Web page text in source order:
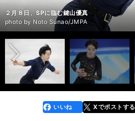
２月８日、SPに臨む鍵山優真
photo by Noto Sunao/JMPA
２月８日、SPに臨む鍵山優真
photo by Noto Sunao/JMPA
２月８日、SPに臨む鍵山優真
photo by Noto Sunao/JMPA
２月８日、SPに臨む鍵山優真
photo by Noto Sunao/JMPA
２月８日、SPに臨む鍵山優真
photo by Noto Sunao/JMPA
２月10日、フリーに臨む鍵山優真
photo by Noto Sunao/JMPA
２月10日、フリーに臨む鍵山優真
photo by Noto Sunao/JMPA
２月10日、フリーに臨む鍵山優真
photo by Noto Sunao/JMPA
２月10日、フリーに臨む鍵山優真
photo by Noto Sunao/JMPA
２月10日、フリーに臨む鍵山優真
photo by Noto Sunao/JMPA
２月10日、フリーに臨む鍵山優真
photo by Noto Sunao/JMPA
２月10日、フリーに臨む鍵山優真
photo by Noto Sunao/JMPA
２月10日、フリーに臨む鍵山優真
photo by Noto Sunao/JMPA
２月10日、フリーに臨んだ鍵山優真
photo by Noto Sunao/JMPA
前へ
faceboo
k
いいね Xでポストする
line